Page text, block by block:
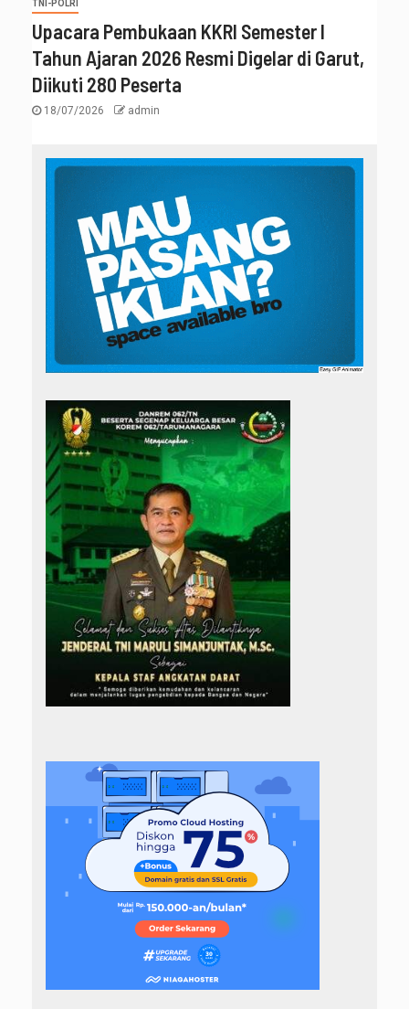
TNI-POLRI
Upacara Pembukaan KKRI Semester I
Tahun Ajaran 2026 Resmi Digelar di Garut,
Diikuti 280 Peserta
18/07/2026 admin